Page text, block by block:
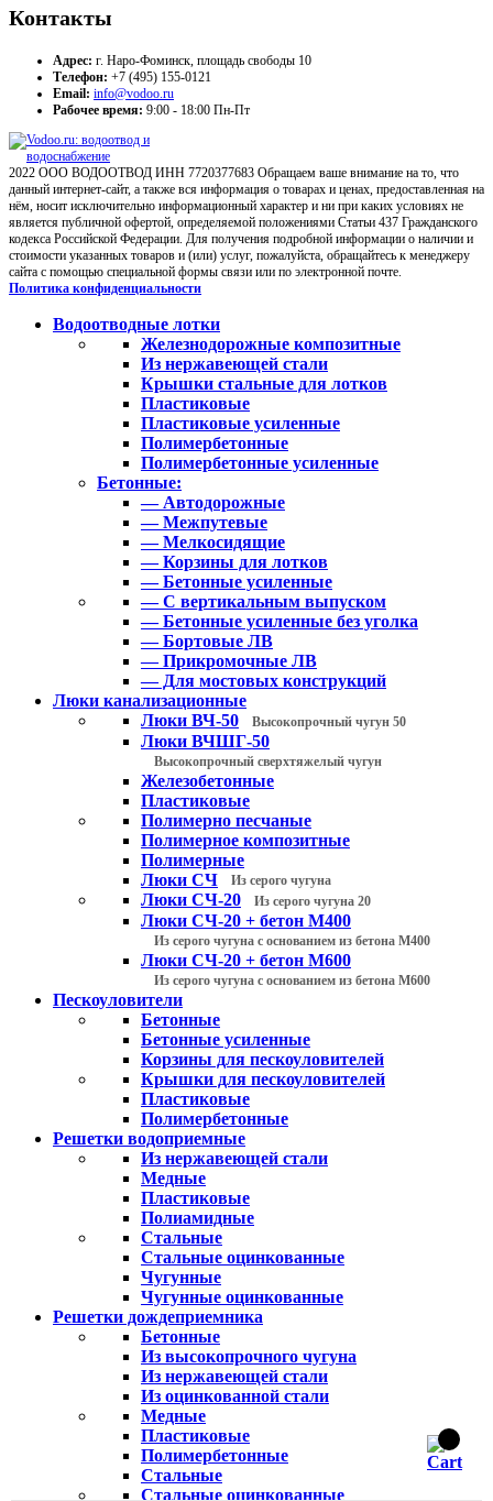
Контакты
Адрес: г. Наро-Фоминск, площадь свободы 10
Телефон: +7 (495) 155-0121
Email: info@vodoo.ru
Рабочее время: 9:00 - 18:00 Пн-Пт
2022 ООО ВОДООТВОД ИНН 7720377683 Обращаем ваше внимание на то, что
данный интернет-сайт, а также вся информация о товарах и ценах, предоставленная на
нём, носит исключительно информационный характер и ни при каких условиях не
является публичной офертой, определяемой положениями Статьи 437 Гражданского
кодекса Российской Федерации. Для получения подробной информации о наличии и
стоимости указанных товаров и (или) услуг, пожалуйста, обращайтесь к менеджеру
сайта с помощью специальной формы связи или по электронной почте.
Политика конфиденциальности
Водоотводные лотки
Железнодорожные композитные
Из нержавеющей стали
Крышки стальные для лотков
Пластиковые
Пластиковые усиленные
Полимербетонные
Полимербетонные усиленные
Бетонные:
— Автодорожные
— Межпутевые
— Мелкосидящие
— Корзины для лотков
— Бетонные усиленные
— С вертикальным выпуском
— Бетонные усиленные без уголка
— Бортовые ЛВ
— Прикромочные ЛВ
— Для мостовых конструкций
Люки канализационные
Люки ВЧ-50
Высокопрочный чугун 50
Люки ВЧШГ-50
Высокопрочный сверхтяжелый чугун
Железобетонные
Пластиковые
Полимерно песчаные
Полимерное композитные
Полимерные
Люки СЧ
Из серого чугуна
Люки СЧ-20 Из серого чугуна 20
Люки СЧ-20 + бетон М400
Из серого чугуна с основанием из бетона М400
Люки СЧ-20 + бетон М600
Из серого чугуна с основанием из бетона М600
Пескоуловители
Бетонные
Бетонные усиленные
Корзины для пескоуловителей
Крышки для пескоуловителей
Пластиковые
Полимербетонные
Решетки водоприемные
Из нержавеющей стали
Медные
Пластиковые
Полиамидные
Стальные
Стальные оцинкованные
Чугунные
Чугунные оцинкованные
Решетки дождеприемника
Бетонные
Из высокопрочного чугуна
Из нержавеющей стали
Из оцинкованной стали
Медные
Пластиковые
Полимербетонные
Стальные
Стальные оцинкованные